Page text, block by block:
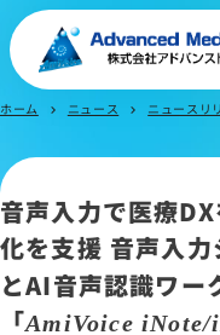
お問い合わせ
サイトのご利用について
ソーシャルメディアポリ
プライバシーポリシー
情報セキュリティポリシ
ホーム chevron_right ニュース chevron_right ニュースリ
音声入力で医療
化を支援 音声入
とAI音声認識ワー
「AmiVoice